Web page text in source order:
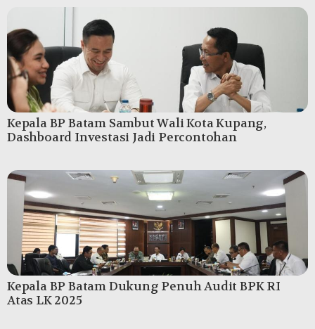
Kepala BP Batam Sambut Wali Kota Kupang,
Dashboard Investasi Jadi Percontohan
Kepala BP Batam Dukung Penuh Audit BPK RI
Atas LK 2025